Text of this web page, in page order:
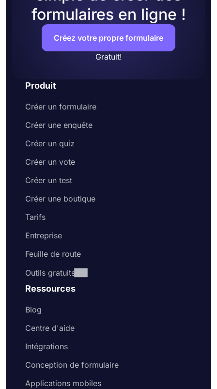
formulaires en ligne !
Créez votre propre formulaire
Gratuit!
Produit
Créer un formulaire
Créer une enquête
Créer un quiz
Créer un vote
Créer un test
Créer une boutique
Tarifs
Entreprise
Feuille de route
Outils gratuits
Ressources
Blog
Centre d'aide
Intégrations
Conception de formulaire
Applications mobiles